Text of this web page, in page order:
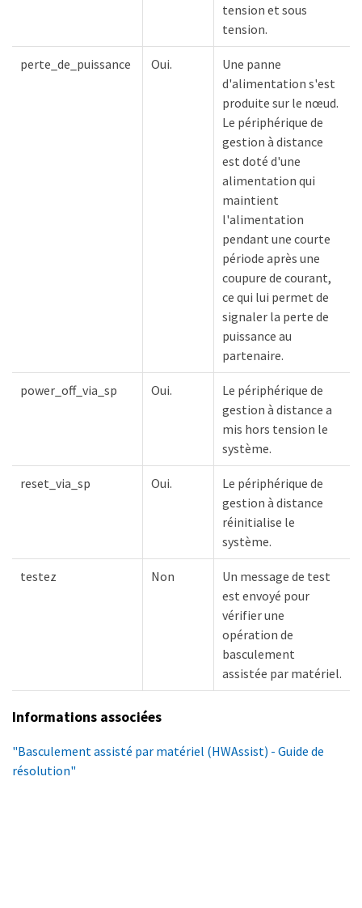
tension et sous
tension.
perte_de_puissance Oui.
Une panne
d'alimentation s'est
produite sur le nœud.
Le périphérique de
gestion à distance
est doté d'une
alimentation qui
maintient
l'alimentation
pendant une courte
période après une
coupure de courant,
ce qui lui permet de
signaler la perte de
puissance au
partenaire.
power_off_via_sp Oui.
Le périphérique de
gestion à distance a
mis hors tension le
système.
reset_via_sp Oui.
Le périphérique de
gestion à distance
réinitialise le
système.
testez Non
Un message de test
est envoyé pour
vérifier une
opération de
basculement
assistée par matériel.
Informations associées
"Basculement assisté par matériel (HWAssist) - Guide de
résolution"